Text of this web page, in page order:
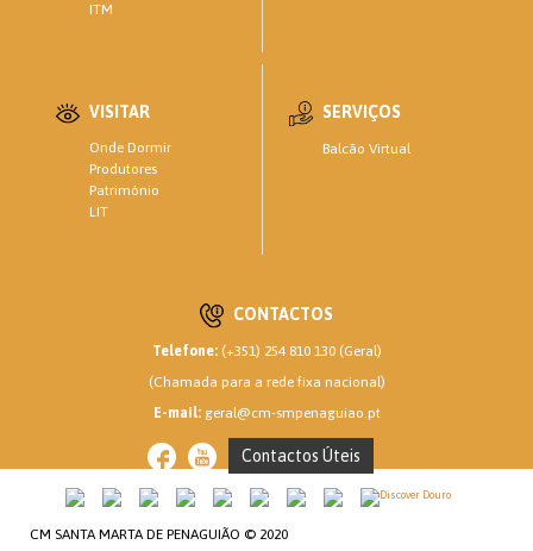
ITM
VISITAR
Onde Dormir
Produtores
Património
LIT
SERVIÇOS
Balcão Virtual
CONTACTOS
Telefone:(+351) 254 810 130 (Geral)
(Chamada para a rede fixa nacional)
E-mail:geral@cm-smpenaguiao.pt
Contactos Úteis
CM SANTA MARTA DE PENAGUIÃO © 2020